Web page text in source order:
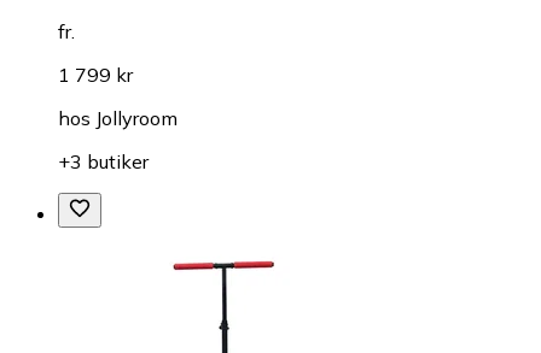
fr.
1 799 kr
hos Jollyroom
+3 butiker